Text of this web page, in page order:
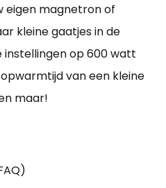
eigen magnetron of
kleine gaatjes in de
instellingen op 600 watt
van een kleine
maar!